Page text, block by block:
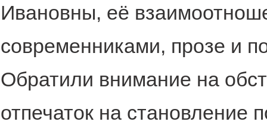
Ивановны, её
современниками, прозе и
Обратили внимание на
отпечаток на становление